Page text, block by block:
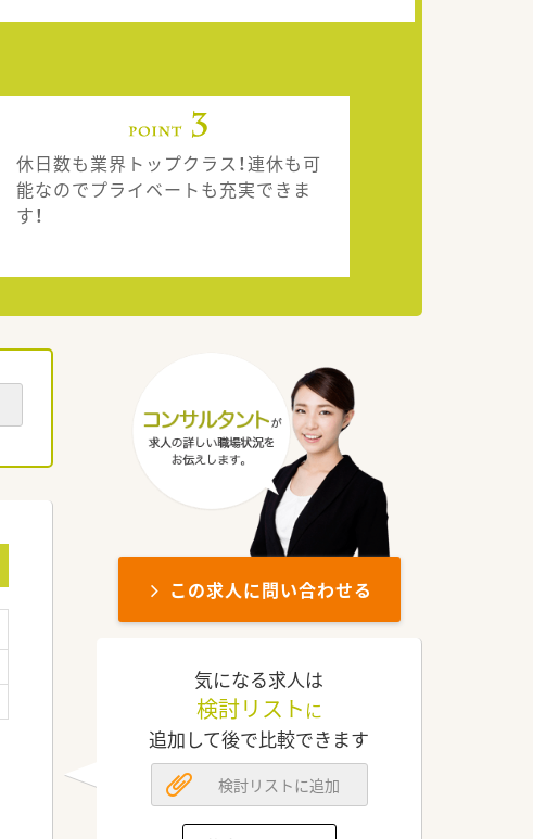
休日数も業界トップクラス！連休も可
能なのでプライベートも充実できま
す！
この求人に問い合わせる
気になる求人は
検討リスト に
追加して後で比較できます
検討リストに追加